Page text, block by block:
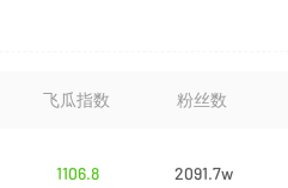
飞瓜指数 粉丝数
1106.8
2091.7w